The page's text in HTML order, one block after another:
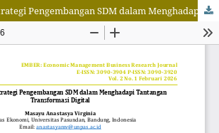
Implementasi Strategi Pengembangan SDM dalam Menghadapi Tantangan Transformasi Digital